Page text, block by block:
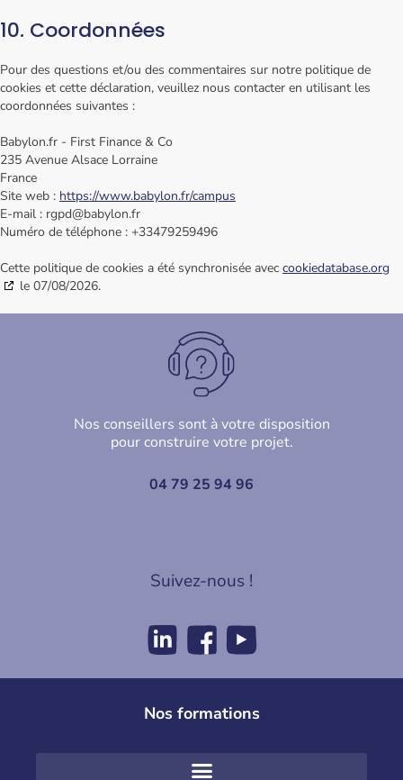
10. Coordonnées
Pour des questions et/ou des commentaires sur notre politique de
cookies et cette déclaration, veuillez nous contacter en utilisant les
coordonnées suivantes :
Babylon.fr - First Finance & Co
235 Avenue Alsace Lorraine
France
Site web : https://www.babylon.fr/campus
E-mail : rgpd@babylon.fr
Numéro de téléphone : +33479259496
Cette politique de cookies a été synchronisée avec cookiedatabase.org
le 07/08/2026.
Nos conseillers sont à votre disposition
pour construire votre projet.
04 79 25 94 96
Suivez-nous !
Nos formations